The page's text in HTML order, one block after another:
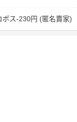
ポス-230円 (匿名賣家)